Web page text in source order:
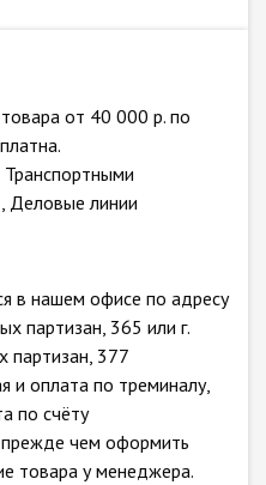
от 40 000 р. по
линии
в нашем офисе по адресу
партизан, 365 или г.
партизан, 377
и оплата по треминалу,
по счёту
прежде чем оформить
товара у менеджера.